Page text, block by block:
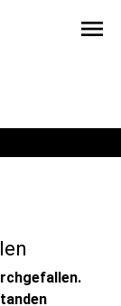
menu